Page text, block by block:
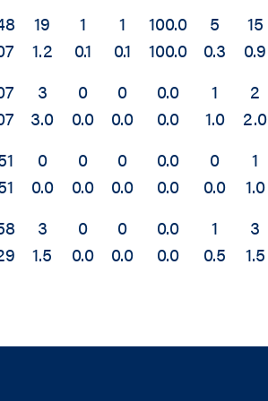
19
1.2
1
0.1
1
0.1
100.0
100.0
5
0.3
15
0.9
3
3.0
0
0.0
0
0.0
0.0
0.0
1
1.0
2
2.0
0
0.0
0
0.0
0
0.0
0.0
0.0
0
0.0
1
1.0
3
1.5
0
0.0
0
0.0
0.0
0.0
1
0.5
3
1.5